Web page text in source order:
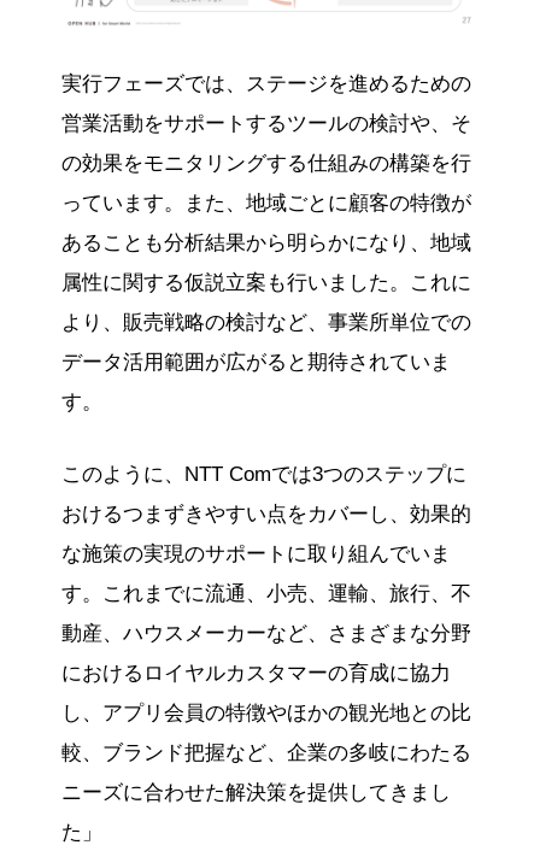
実行フェーズでは、ステージを進めるための
営業活動をサポートするツールの検討や、そ
の効果をモニタリングする仕組みの構築を行
っています。また、地域ごとに顧客の特徴が
あることも分析結果から明らかになり、地域
属性に関する仮説立案も行いました。これに
より、販売戦略の検討など、事業所単位での
データ活用範囲が広がると期待されていま
す。
このように、NTT Comでは3つのステップに
おけるつまずきやすい点をカバーし、効果的
な施策の実現のサポートに取り組んでいま
す。これまでに流通、小売、運輸、旅行、不
動産、ハウスメーカーなど、さまざまな分野
におけるロイヤルカスタマーの育成に協力
し、アプリ会員の特徴やほかの観光地との比
較、ブランド把握など、企業の多岐にわたる
ニーズに合わせた解決策を提供してきまし
た」